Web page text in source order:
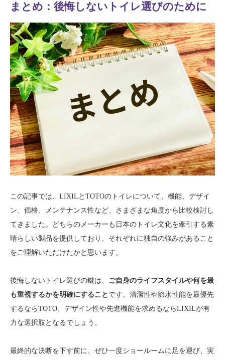
まとめ：後悔しないトイレ選びのために
この記事では、LIXILとTOTOのトイレについて、機能、デザイ
ン、価格、メンテナンス性など、さまざまな角度から比較検討し
てきました。どちらのメーカーも日本のトイレ文化を牽引する素
晴らしい製品を提供しており、それぞれに独自の強みがあること
をご理解いただけたかと思います。
後悔しないトイレ選びの鍵は、 ご自身のライフスタイルや何を最
も重視するかを明確にすること です。清潔性や節水性能を最優先
するならTOTO、デザイン性や先進機能を求めるならLIXILが有
力な選択肢となるでしょう。
最終的な決断を下す前に、ぜひ一度ショールームに足を運び、実